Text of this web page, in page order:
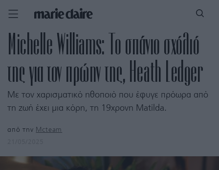
Michelle Williams: Το σπάνιο σχόλιό
της για τον πρώην της, Heath Ledger
Με τον χαρισματικό ηθοποιό που έφυγε πρόωρα από
τη ζωή έχει μια κόρη, τη 19χρονη Matilda.
από την Mcteam